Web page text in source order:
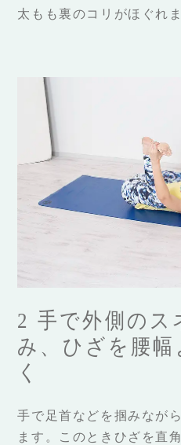
太もも裏のコリがほぐれま
2 手で外側のス
み、ひざを腰幅
く
手で足首などを掴みなが
ます。このときひざを直